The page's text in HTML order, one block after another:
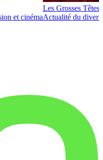
et cinéma
Les Grosses Têtes
Actualité du